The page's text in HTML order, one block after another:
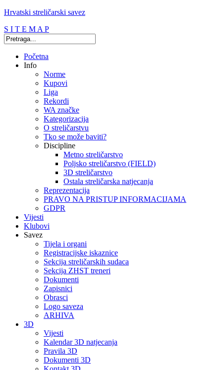
Hrvatski streličarski savez
S I T E M A P
Početna
Info
Norme
Kupovi
Liga
Rekordi
WA značke
Kategorizacija
O streličarstvu
Tko se može baviti?
Discipline
Metno streličarstvo
Poljsko streličarstvo (FIELD)
3D streličarstvo
Ostala streličarska natjecanja
Reprezentacija
PRAVO NA PRISTUP INFORMACIJAMA
GDPR
Vijesti
Klubovi
Savez
Tijela i organi
Registracijske iskaznice
Sekcija streličarskih sudaca
Sekcija ZHST treneri
Dokumenti
Zapisnici
Obrasci
Logo saveza
ARHIVA
3D
Vijesti
Kalendar 3D natjecanja
Pravila 3D
Dokumenti 3D